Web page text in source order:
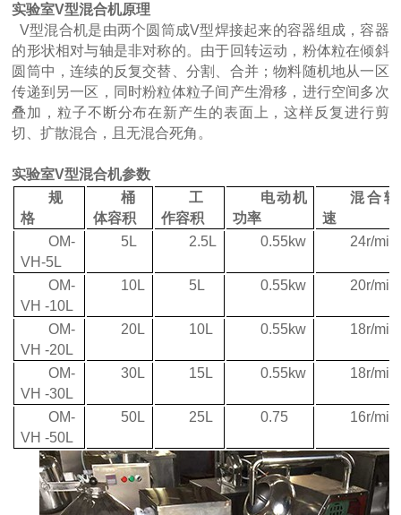
实验室V型混合机原理
V型混合机是由两个圆筒成V型焊接起来的容器组成，容器
的形状相对与轴是非对称的。由于回转运动，粉体粒在倾斜
圆筒中，连续的反复交替、分割、合并；物料随机地从一区
传递到另一区，同时粉粒体粒子间产生滑移，进行空间多次
叠加，粒子不断分布在新产生的表面上，这样反复进行剪
切、扩散混合，且无混合死角。
实验室V型混合机参数
规
格
桶
体容积
工
作容积
电动机
功率
混合转
速
OM-
VH-5L
5L 2.5L 0.55kw 24r/min
OM-
VH -10L
10L 5L 0.55kw 20r/min
OM-
VH -20L
20L 10L 0.55kw 18r/min
OM-
VH -30L
30L 15L 0.55kw 18r/min
OM-
VH -50L
50L 25L 0.75 16r/min